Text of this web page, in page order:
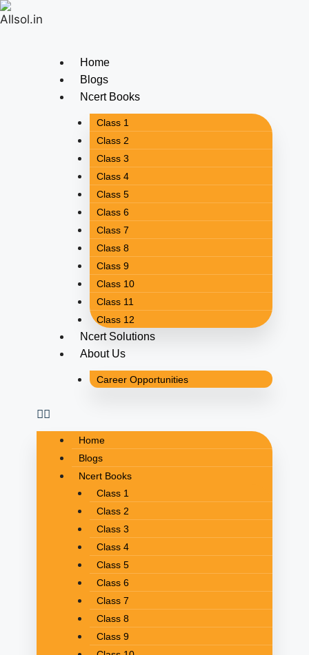
Home
Blogs
Ncert Books
Class 1
Class 2
Class 3
Class 4
Class 5
Class 6
Class 7
Class 8
Class 9
Class 10
Class 11
Class 12
Ncert Solutions
About Us
Career Opportunities
Home
Blogs
Ncert Books
Class 1
Class 2
Class 3
Class 4
Class 5
Class 6
Class 7
Class 8
Class 9